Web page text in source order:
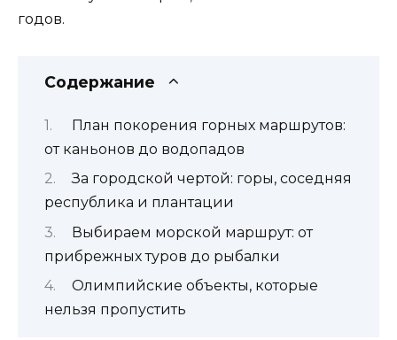
годов.
Содержание
План покорения горных маршрутов:
от каньонов до водопадов
За городской чертой: горы, соседняя
республика и плантации
Выбираем морской маршрут: от
прибрежных туров до рыбалки
Олимпийские объекты, которые
нельзя пропустить